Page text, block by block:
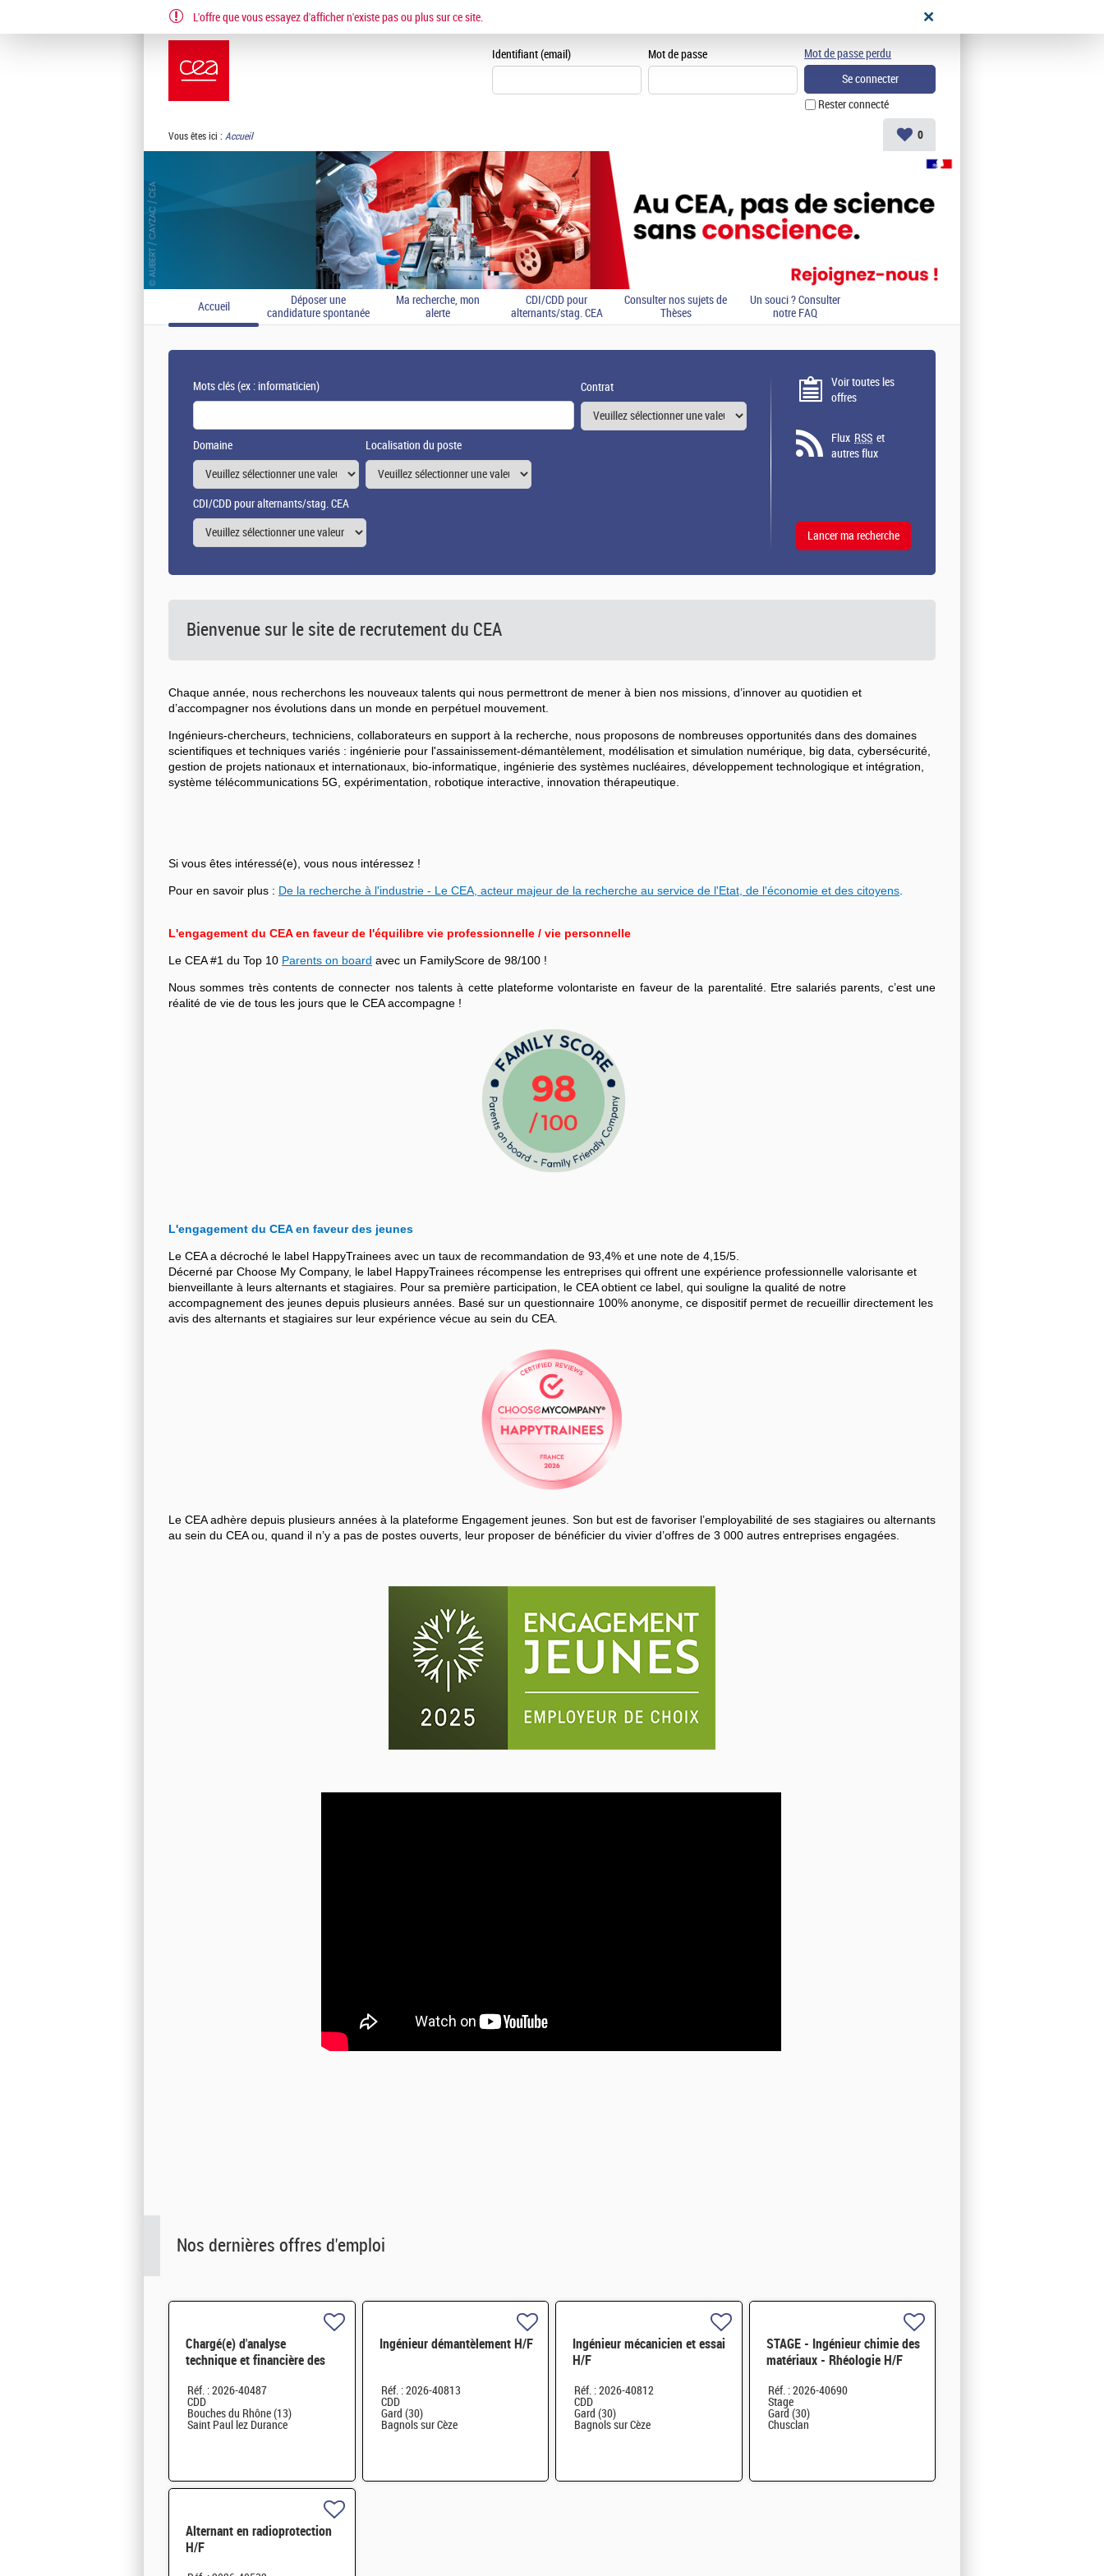
EN FR
Identifiant (email) Mot de passe
Rester connecté
Mot de passe perdu
Vous êtes ici : Accueil 0
Accueil
Déposer une
candidature spontanée
Ma recherche, mon
alerte
CDI/CDD pour
alternants/stag. CEA
Consulter nos sujets de
Thèses
Un souci ? Consulter
notre FAQ
Mots clés(ex : informaticien) Contrat
Domaine Localisation du poste
CDI/CDD pour alternants/stag. CEA
Voir toutes les
offres
Flux RSS et
autres flux
L'offre que vous essayez d'afficher n'existe pas ou plus sur ce site.
Bienvenue sur le site de recrutement du CEA
Chaque année, nous recherchons les nouveaux talents qui nous permettront de mener à bien nos missions, d’innover au quotidien et
d’accompagner nos évolutions dans un monde en perpétuel mouvement.
Ingénieurs-chercheurs, techniciens, collaborateurs en support à la recherche, nous proposons de nombreuses opportunités dans des domaines
scientifiques et techniques variés : ingénierie pour l'assainissement-démantèlement, modélisation et simulation numérique, big data, cybersécurité,
gestion de projets nationaux et internationaux, bio-informatique, ingénierie des systèmes nucléaires, développement technologique et intégration,
système télécommunications 5G, expérimentation, robotique interactive, innovation thérapeutique.
Si vous êtes intéressé(e), vous nous intéressez !
Pour en savoir plus : De la recherche à l'industrie - Le CEA, acteur majeur de la recherche au service de l'Etat, de l'économie et des citoyens.
L'engagement du CEA en faveur de l'équilibre vie professionnelle / vie personnelle
Le CEA #1 du Top 10 Parents on board avec un FamilyScore de 98/100 !
Nous sommes très contents de connecter nos talents à cette plateforme volontariste en faveur de la parentalité. Etre salariés parents, c’est une
réalité de vie de tous les jours que le CEA accompagne !
L'engagement du CEA en faveur des jeunes
Le CEA a décroché le label HappyTrainees avec un taux de recommandation de 93,4% et une note de 4,15/5.
Décerné par Choose My Company, le label HappyTrainees récompense les entreprises qui offrent une expérience professionnelle valorisante et
bienveillante à leurs alternants et stagiaires. Pour sa première participation, le CEA obtient ce label, qui souligne la qualité de notre
accompagnement des jeunes depuis plusieurs années. Basé sur un questionnaire 100% anonyme, ce dispositif permet de recueillir directement les
avis des alternants et stagiaires sur leur expérience vécue au sein du CEA.
Le CEA adhère depuis plusieurs années à la plateforme Engagement jeunes. Son but est de favoriser l’employabilité de ses stagiaires ou alternants
au sein du CEA ou, quand il n’y a pas de postes ouverts, leur proposer de bénéficier du vivier d’offres de 3 000 autres entreprises engagées.
Nos dernières offres d'emploi
Chargé(e) d'analyse
technique et financière des
électromécanique H/F
Réf. : 2026-40487
CDD
Bouches du Rhône (13)
Saint Paul lez Durance
Ingénieur démantèlement H/F
Réf. : 2026-40813
CDD
Gard (30)
Bagnols sur Cèze
Ingénieur mécanicien et essai
H/F
Réf. : 2026-40812
CDD
Gard (30)
Bagnols sur Cèze
STAGE - Ingénieur chimie des
matériaux - Rhéologie H/F
Réf. : 2026-40690
Stage
Gard (30)
Chusclan
Alternant en radioprotection
H/F